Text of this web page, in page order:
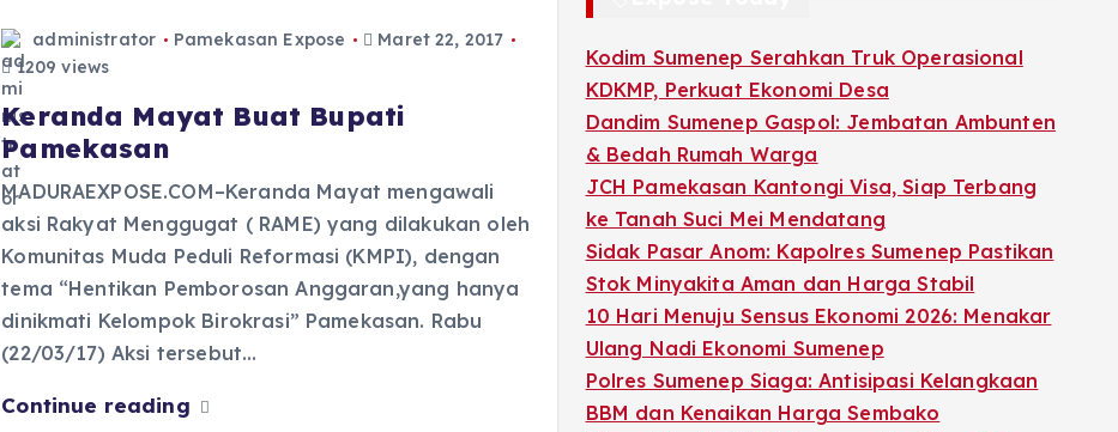
administrator Pamekasan Expose
Maret 22, 2017
1209 views
Keranda Mayat Buat Bupati
Pamekasan
MADURAEXPOSE.COM–Keranda Mayat mengawali
aksi Rakyat Menggugat ( RAME) yang dilakukan oleh
Komunitas Muda Peduli Reformasi (KMPI), dengan
tema “Hentikan Pemborosan Anggaran,yang hanya
dinikmati Kelompok Birokrasi” Pamekasan. Rabu
(22/03/17) Aksi tersebut…
Continue reading
Kodim Sumenep Serahkan Truk Operasional
KDKMP, Perkuat Ekonomi Desa
Dandim Sumenep Gaspol: Jembatan Ambunten
& Bedah Rumah Warga
JCH Pamekasan Kantongi Visa, Siap Terbang
ke Tanah Suci Mei Mendatang
Sidak Pasar Anom: Kapolres Sumenep Pastikan
Stok Minyakita Aman dan Harga Stabil
10 Hari Menuju Sensus Ekonomi 2026: Menakar
Ulang Nadi Ekonomi Sumenep
Polres Sumenep Siaga: Antisipasi Kelangkaan
BBM dan Kenaikan Harga Sembako